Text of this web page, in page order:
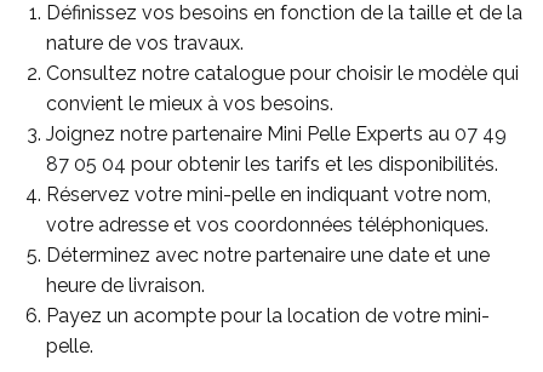
Définissez vos besoins en fonction de la taille et de la
nature de vos travaux.
Consultez notre catalogue pour choisir le modèle qui
convient le mieux à vos besoins.
Joignez notre partenaire Mini Pelle Experts au 07 49
87 05 04 pour obtenir les tarifs et les disponibilités.
Réservez votre mini-pelle en indiquant votre nom,
votre adresse et vos coordonnées téléphoniques.
Déterminez avec notre partenaire une date et une
heure de livraison.
Payez un acompte pour la location de votre mini-
pelle.